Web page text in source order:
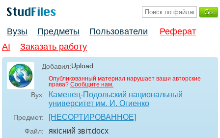
Вузы Предметы Пользователи
Реферат
AI
Заказать работу
Добавил:Upload
Опубликованный материал нарушает ваши авторские
права? Сообщите нам.
Вуз:
Каменец-Подольский национальный
университет им. И. Огиенко
Предмет: [НЕСОРТИРОВАННОЕ]
Файл: якісний звіт.docx